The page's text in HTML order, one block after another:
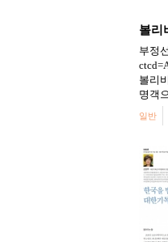
볼리
부정
볼리
명객
일반